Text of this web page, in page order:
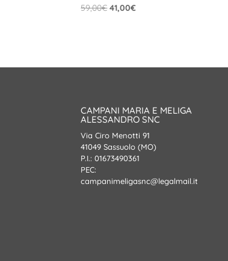
59,00€Il
41,00€Il
CAMPANI MARIA E MELIGA
ALESSANDRO SNC
Via Ciro Menotti 91
41049 Sassuolo (MO)
P.I.: 01673490361
PEC:
campanimeligasnc@legalmail.it